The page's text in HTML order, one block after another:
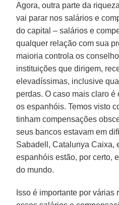
Agora, outra parte da
vai parar nos salários e
do capital – salários e
qualquer relação com sua
maioria controla os
instituições que dirigem,
elevadíssimas, inclusive
perdas. O caso mais claro
os espanhóis. Temos visto
tinham compensações
seus bancos estavam em
Sabadell, Catalunya Caixa,
espanhóis estão, por certo,
do mundo.
Isso é importante por